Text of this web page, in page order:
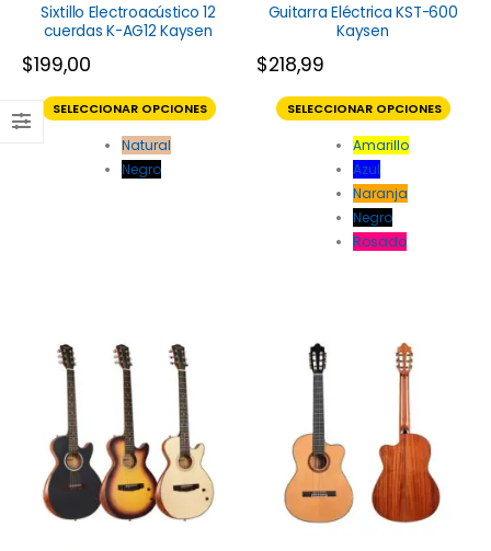
Sixtillo Electroacústico 12
cuerdas K-AG12 Kaysen
$199,00
SELECCIONAR OPCIONES
Natural
Negro
Guitarra Eléctrica KST-600
Kaysen
$218,99
SELECCIONAR OPCIONES
Amarillo
Azul
Naranja
Negro
Rosado